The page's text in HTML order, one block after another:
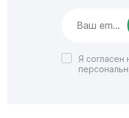
Я согласен